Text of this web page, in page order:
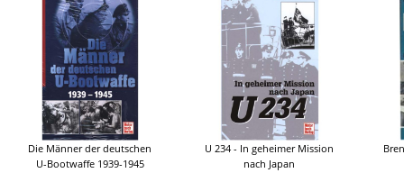
Die Männer der deutschen
U-Bootwaffe 1939-1945
U 234 - In geheimer Mission
nach Japan